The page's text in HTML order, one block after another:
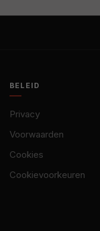
BELEID
Privacy
Voorwaarden
Cookies
Cookievoorkeuren